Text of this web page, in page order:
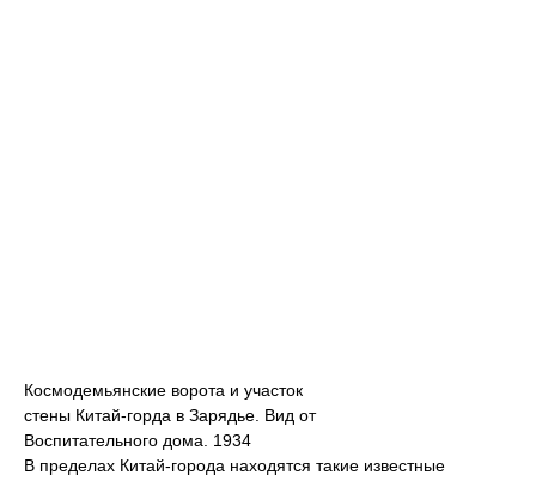
Космодемьянские ворота и участок
стены Китай-горда в Зарядье. Вид от
Воспитательного дома. 1934
В пределах Китай-города находятся такие известные